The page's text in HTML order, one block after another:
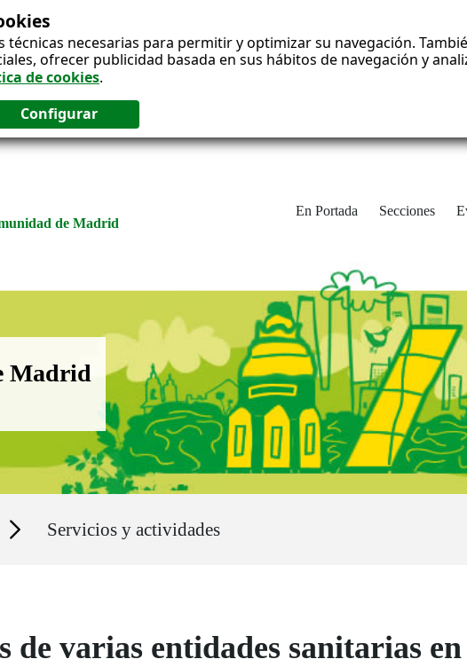
técnicas necesarias para permitir y optimizar su navegación.
ofrecer publicidad basada en sus hábitos de navegación y
de cookies.
de Madrid
En Portada Secciones
de Madrid
Madrid
Servicios y actividades
de varias entidades sanitarias